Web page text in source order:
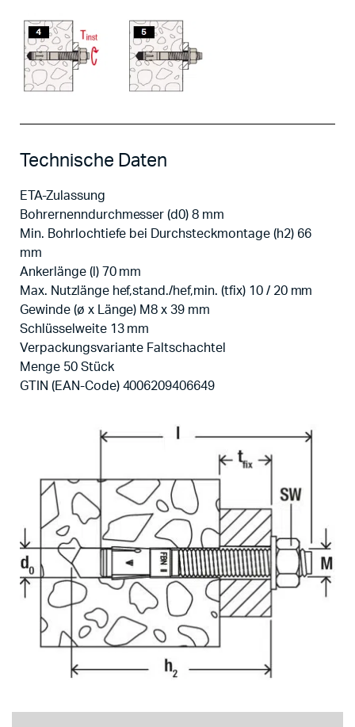
Technische Daten
ETA-Zulassung
Bohrernenndurchmesser (d0) 8 mm
Min. Bohrlochtiefe bei Durchsteckmontage (h2) 66
mm
Ankerlänge (l) 70 mm
Max. Nutzlänge hef,stand./hef,min. (tfix) 10 / 20 mm
Gewinde (ø x Länge) M8 x 39 mm
Schlüsselweite 13 mm
Verpackungsvariante Faltschachtel
Menge 50 Stück
GTIN (EAN-Code) 4006209406649